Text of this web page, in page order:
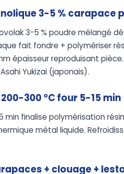
3-5 % carapace
3-5 % poudre mélangé
fait fondre + polymériser
épaisseur reproduisant
Yukizai (japonais).
300 °C four 5-15 min
min finalise polymérisation
métal liquide.
+ clouage +